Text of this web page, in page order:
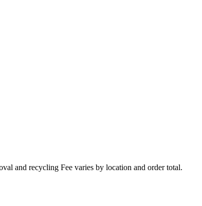
and recycling Fee varies by location and order total.